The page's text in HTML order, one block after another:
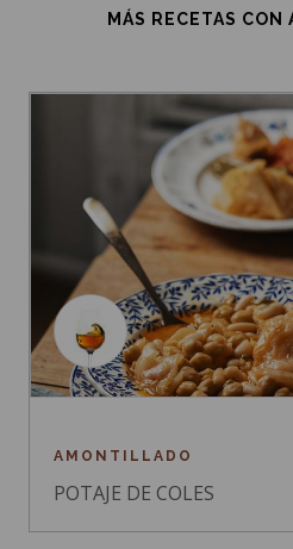
MÁS RECETAS
AMONTILLADO
POTAJE DE COLES